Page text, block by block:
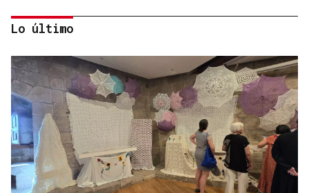
DALLAS MAVERICKS
Santi Aldama, jugador de la NBA, visita Ourense
Lo último